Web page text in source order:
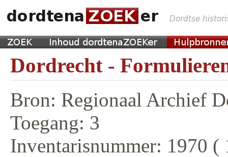
Dordrecht -
Bron: Regionaal Archief
Toegang: 3
Inventarisnummer: 1970 (